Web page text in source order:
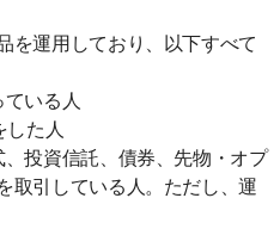
を運用しており、以下すべて
いる人
した人
投資信託、債券、先物・オプ
取引している人。ただし、運